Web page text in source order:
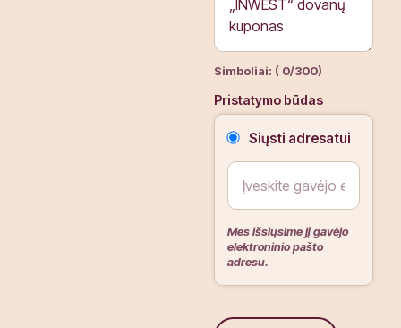
Simboliai: ( 0/300)
Pristatymo būdas
Siųsti adresatui
Mes išsiųsime jį gavėjo
elektroninio pašto
adresu.